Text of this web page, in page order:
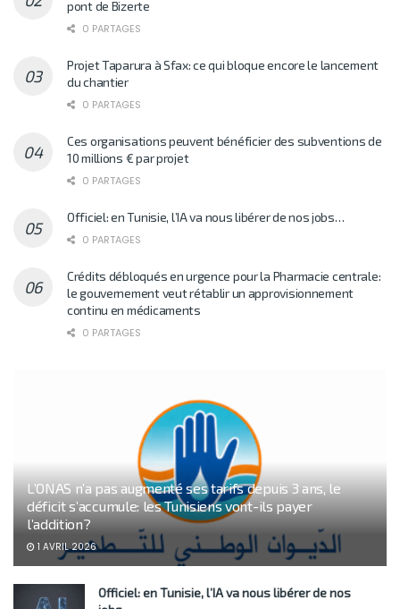
pont de Bizerte
0 PARTAGES
Projet Taparura à Sfax: ce qui bloque encore le lancement
du chantier
0 PARTAGES
Ces organisations peuvent bénéficier des subventions de
10 millions € par projet
0 PARTAGES
Officiel: en Tunisie, l’IA va nous libérer de nos jobs…
0 PARTAGES
Crédits débloqués en urgence pour la Pharmacie centrale:
le gouvernement veut rétablir un approvisionnement
continu en médicaments
0 PARTAGES
L’ONAS n’a pas augmenté ses tarifs depuis 3 ans, le
déficit s’accumule: les Tunisiens vont-ils payer
l’addition?
1 AVRIL 2026
Officiel: en Tunisie, l’IA va nous libérer de nos